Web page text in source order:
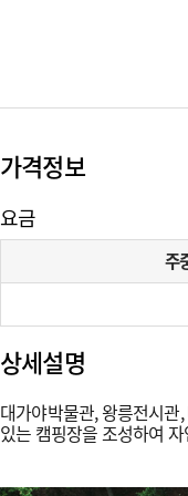
가격정보
요금
주
상세설명
대가야박물관, 왕릉전시
있는 캠핑장을 조성하여